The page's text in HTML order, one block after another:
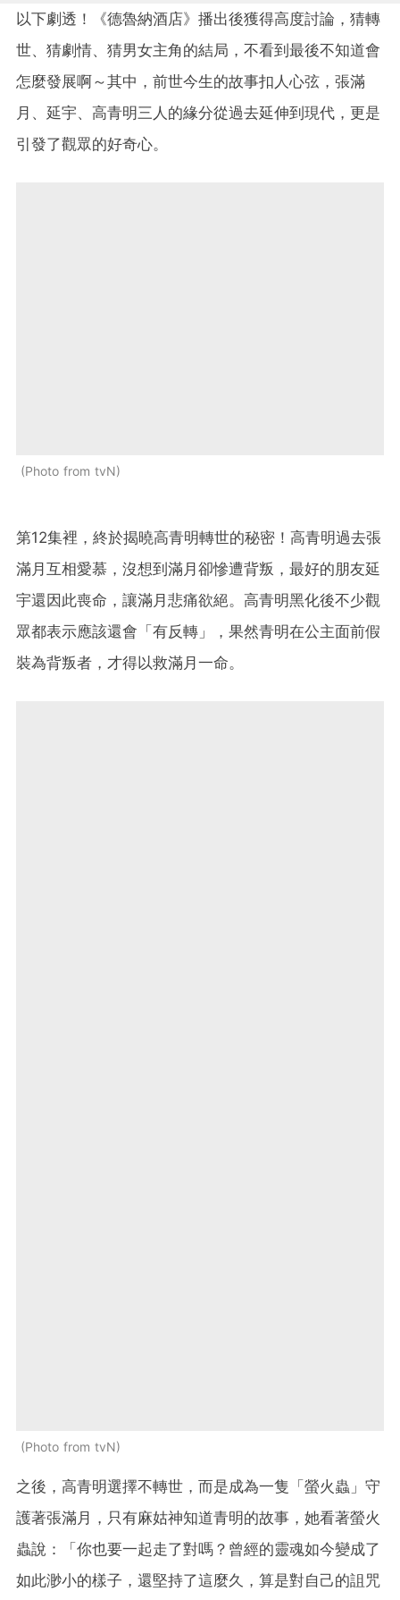
以下劇透！《德魯納酒店》播出後獲得高度討論，猜轉
世、猜劇情、猜男女主角的結局，不看到最後不知道會
怎麼發展啊～其中，前世今生的故事扣人心弦，張滿
月、延宇、高青明三人的緣分從過去延伸到現代，更是
引發了觀眾的好奇心。
Photo from tvN
第12集裡，終於揭曉高青明轉世的秘密！高青明過去張
滿月互相愛慕，沒想到滿月卻慘遭背叛，最好的朋友延
宇還因此喪命，讓滿月悲痛欲絕。高青明黑化後不少觀
眾都表示應該還會「有反轉」，果然青明在公主面前假
裝為背叛者，才得以救滿月一命。
Photo from tvN
之後，高青明選擇不轉世，而是成為一隻「螢火蟲」守
護著張滿月，只有麻姑神知道青明的故事，她看著螢火
蟲說：「你也要一起走了對嗎？曾經的靈魂如今變成了
如此渺小的樣子，還堅持了這麼久，算是對自己的詛咒